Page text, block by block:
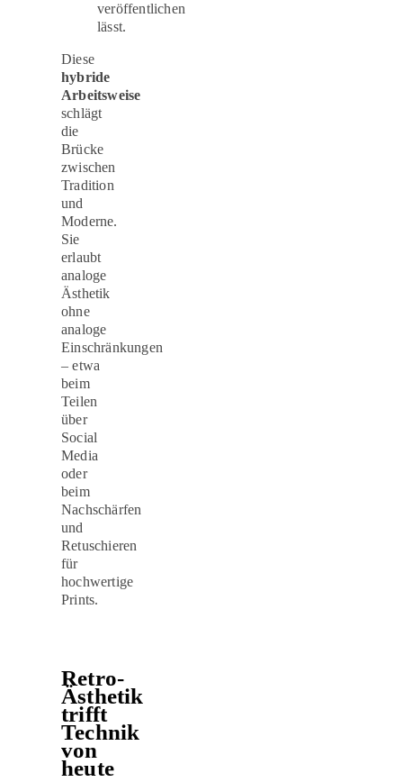
veröffentlichen
lässt.
Diese
hybride
Arbeitsweise
schlägt
die
Brücke
zwischen
Tradition
und
Moderne.
Sie
erlaubt
analoge
Ästhetik
ohne
analoge
Einschränkungen
– etwa
beim
Teilen
über
Social
Media
oder
beim
Nachschärfen
und
Retuschieren
für
hochwertige
Prints.
Retro-
Ästhetik
trifft
Technik
von
heute